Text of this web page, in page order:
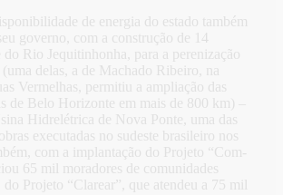
de energia do estado também
governo, com a construção de 14
do Rio Jequitinhonha, para a perenização
delas, a de Machado Ribeiro, na
Vermelhas, permitiu a ampliação das
de Belo Horizonte em mais de 800 km) –
Hidrelétrica de Nova Ponte, uma das
executadas no sudeste brasileiro nos
com a implantação do Projeto “Com-
65 mil moradores de comunidades
Projeto “Clarear”, que atendeu a 75 mil